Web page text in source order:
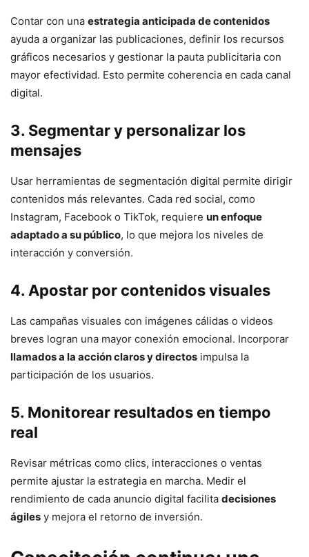
Contar con una estrategia anticipada de contenidos
ayuda a organizar las publicaciones, definir los recursos
gráficos necesarios y gestionar la pauta publicitaria con
mayor efectividad. Esto permite coherencia en cada canal
digital.
3. Segmentar y personalizar los
mensajes
Usar herramientas de segmentación digital permite dirigir
contenidos más relevantes. Cada red social, como
Instagram, Facebook o TikTok, requiere un enfoque
adaptado a su público, lo que mejora los niveles de
interacción y conversión.
4. Apostar por contenidos visuales
Las campañas visuales con imágenes cálidas o videos
breves logran una mayor conexión emocional. Incorporar
llamados a la acción claros y directos impulsa la
participación de los usuarios.
5. Monitorear resultados en tiempo
real
Revisar métricas como clics, interacciones o ventas
permite ajustar la estrategia en marcha. Medir el
rendimiento de cada anuncio digital facilita decisiones
ágiles y mejora el retorno de inversión.